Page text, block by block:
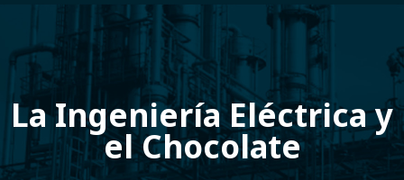
La Ingeniería Eléctrica y
el Chocolate